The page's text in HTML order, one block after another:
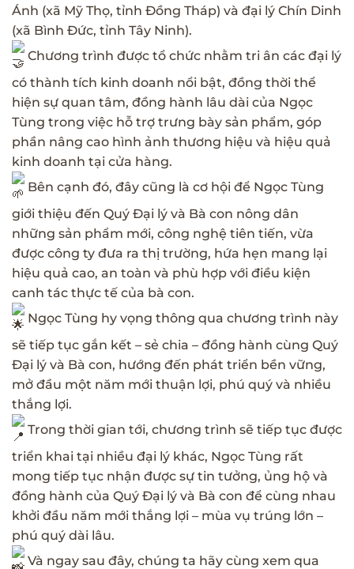
Ánh (xã Mỹ Thọ, tỉnh Đồng Tháp) và đại lý Chín Dinh
(xã Bình Đức, tỉnh Tây Ninh).
Chương trình được tổ chức nhằm tri ân các đại lý
có thành tích kinh doanh nổi bật, đồng thời thể
hiện sự quan tâm, đồng hành lâu dài của Ngọc
Tùng trong việc hỗ trợ trưng bày sản phẩm, góp
phần nâng cao hình ảnh thương hiệu và hiệu quả
kinh doanh tại cửa hàng.
Bên cạnh đó, đây cũng là cơ hội để Ngọc Tùng
giới thiệu đến Quý Đại lý và Bà con nông dân
những sản phẩm mới, công nghệ tiên tiến, vừa
được công ty đưa ra thị trường, hứa hẹn mang lại
hiệu quả cao, an toàn và phù hợp với điều kiện
canh tác thực tế của bà con.
Ngọc Tùng hy vọng thông qua chương trình này
sẽ tiếp tục gắn kết – sẻ chia – đồng hành cùng Quý
Đại lý và Bà con, hướng đến phát triển bền vững,
mở đầu một năm mới thuận lợi, phú quý và nhiều
thắng lợi.
Trong thời gian tới, chương trình sẽ tiếp tục được
triển khai tại nhiều đại lý khác, Ngọc Tùng rất
mong tiếp tục nhận được sự tin tưởng, ủng hộ và
đồng hành của Quý Đại lý và Bà con để cùng nhau
khởi đầu năm mới thắng lợi – mùa vụ trúng lớn –
phú quý dài lâu.
Và ngay sau đây, chúng ta hãy cùng xem qua